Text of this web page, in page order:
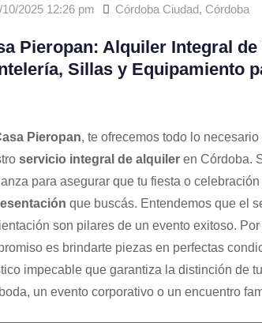
2025 12:26 pm Córdoba Ciudad, Córdoba
Pieropan: Alquiler Integral de
Sillas y Equipamiento
Pieropan, te ofrecemos todo lo
servicio integral de alquileren Córdoba.
para asegurar que tu fiesta o
que buscás. Entendemos que el
son pilares de un evento exitoso.
es brindarte piezas en perfectas
impecable que garantiza la distinción de
un evento corporativo o un encuentro